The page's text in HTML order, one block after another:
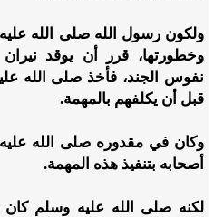
ولكون رسول الله صلى الله
وخطورتها، قرر أن يوقد نيران
نفوس الجند، فأخذ صلى الله
قبل أن يكلفهم بالمهمة.
وكان في مقدوره صلى الله
أصحابه بتنفيذ هذه المهمة.
لكنه صلى الله عليه وسلم